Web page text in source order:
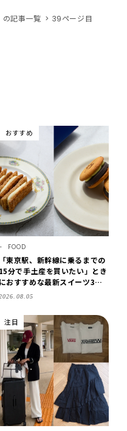
の記事一覧 39ページ目
おすすめ
FOOD
「東京駅、新幹線に乗るまでの
15分で手土産を買いたい」とき
におすすめな最新スイーツ3選
【東京駅改札内・朝8時開店】
2026.08.05
注目